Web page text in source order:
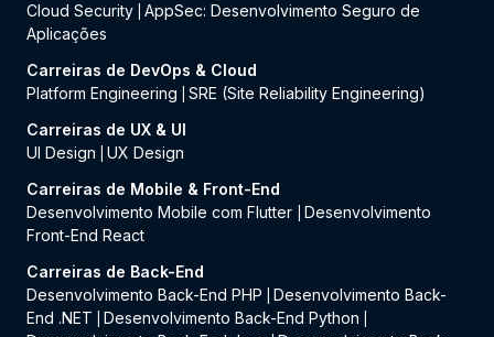
Cloud Security AppSec: Desenvolvimento Seguro de
Aplicações
Carreiras de DevOps & Cloud
Platform Engineering
SRE (Site Reliability Engineering)
Carreiras de UX & UI
UI Design
UX Design
Carreiras de Mobile & Front-End
Desenvolvimento Mobile com Flutter
Desenvolvimento
Front-End React
Carreiras de Back-End
Desenvolvimento Back-End PHP
Desenvolvimento Back-
End .NET
Desenvolvimento Back-End Python